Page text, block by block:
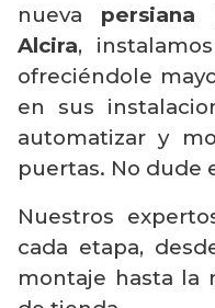
nueva
Alcira,
ofreciéndole
en sus
automatizar y
puertas. No dude
Nuestros
cada etapa,
montaje hasta la